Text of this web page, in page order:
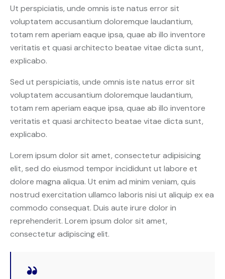
Ut perspiciatis, unde omnis iste natus error sit
voluptatem accusantium doloremque laudantium,
totam rem aperiam eaque ipsa, quae ab illo inventore
veritatis et quasi architecto beatae vitae dicta sunt,
explicabo.
Sed ut perspiciatis, unde omnis iste natus error sit
voluptatem accusantium doloremque laudantium,
totam rem aperiam eaque ipsa, quae ab illo inventore
veritatis et quasi architecto beatae vitae dicta sunt,
explicabo.
Lorem ipsum dolor sit amet, consectetur adipisicing
elit, sed do eiusmod tempor incididunt ut labore et
dolore magna aliqua. Ut enim ad minim veniam, quis
nostrud exercitation ullamco laboris nisi ut aliquip ex ea
commodo consequat. Duis aute irure dolor in
reprehenderit. Lorem ipsum dolor sit amet,
consectetur adipiscing elit.